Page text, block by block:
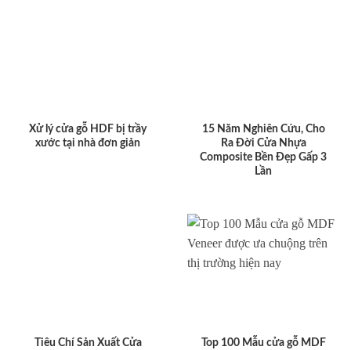
Xử lý cửa gỗ HDF bị trầy
xước tại nhà đơn giản
15 Năm Nghiên Cứu, Cho
Ra Đời Cửa Nhựa
Composite Bền Đẹp Gấp 3
Lần
Tiêu Chí Sản Xuất Cửa
Top 100 Mẫu cửa gỗ MDF